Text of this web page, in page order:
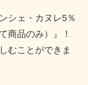
シェ・カヌレ5％
商品のみ）』！
むことができま